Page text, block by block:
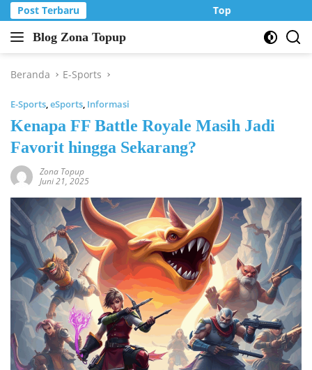
Langsung
ke
konten
Post Terbaru Top Up Murah di
Blog Zona Topup
Tips
Trik
game
Beranda E-Sports
E-Sports,eSports, Informasi
Kenapa FF Battle Royale Masih Jadi
Favorit hingga Sekarang?
Zona Topup
Juni 21, 2025